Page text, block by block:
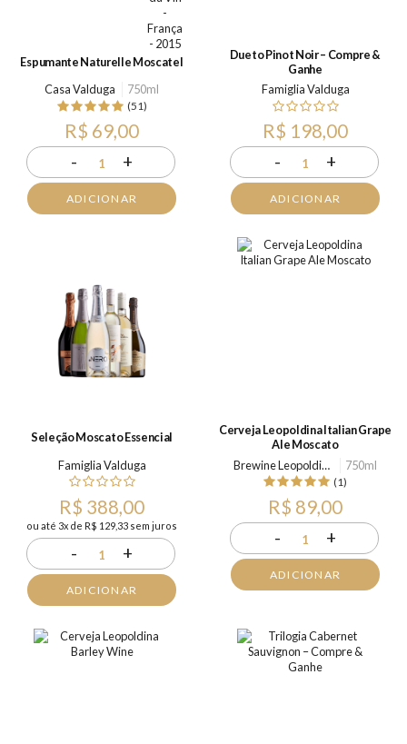
Espumante Naturelle Moscatel
Casa Valduga
750ml
(51)
R$ 69,00
- 1 +
ADICIONAR
Dueto Pinot Noir – Compre &
Ganhe
Famiglia Valduga
R$ 198,00
- 1 +
ADICIONAR
Seleção Moscato Essencial
Famiglia Valduga
R$ 388,00
ou até 3x de R$ 129,33 sem juros
- 1 +
ADICIONAR
Cerveja Leopoldina Italian Grape
Ale Moscato
Brewine Leopoldina
750ml
(1)
R$ 89,00
- 1 +
ADICIONAR